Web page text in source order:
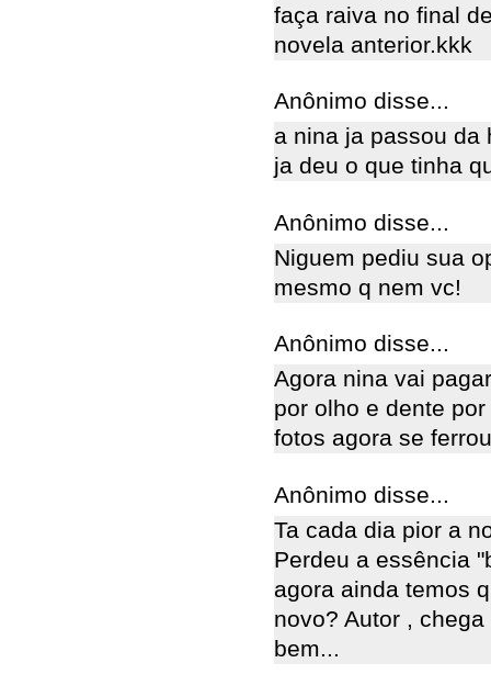
faça raiva no final
novela anterior.kkk
Anônimo disse...
a nina ja passou da
ja deu o que tinha
Anônimo disse...
Niguem pediu sua
mesmo q nem vc!
Anônimo disse...
Agora nina vai
por olho e dente
fotos agora se
Anônimo disse...
Ta cada dia pior a
Perdeu a essência
agora ainda temos
novo? Autor ,
bem...